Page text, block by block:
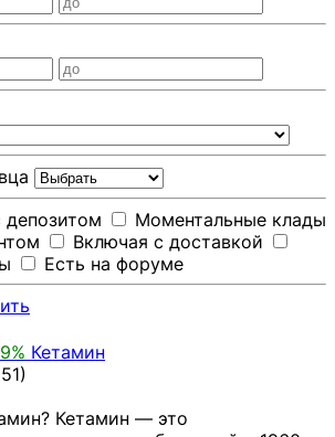
депозитом
Моментальные клады
Включая с доставкой
Есть на форуме
Кетамин
Кетамин — это